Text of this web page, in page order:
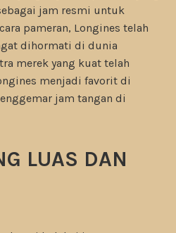
jam resmi untuk
pameran, Longines telah
dihormati di dunia
merek yang kuat telah
menjadi favorit di
jam tangan di
LUAS DAN